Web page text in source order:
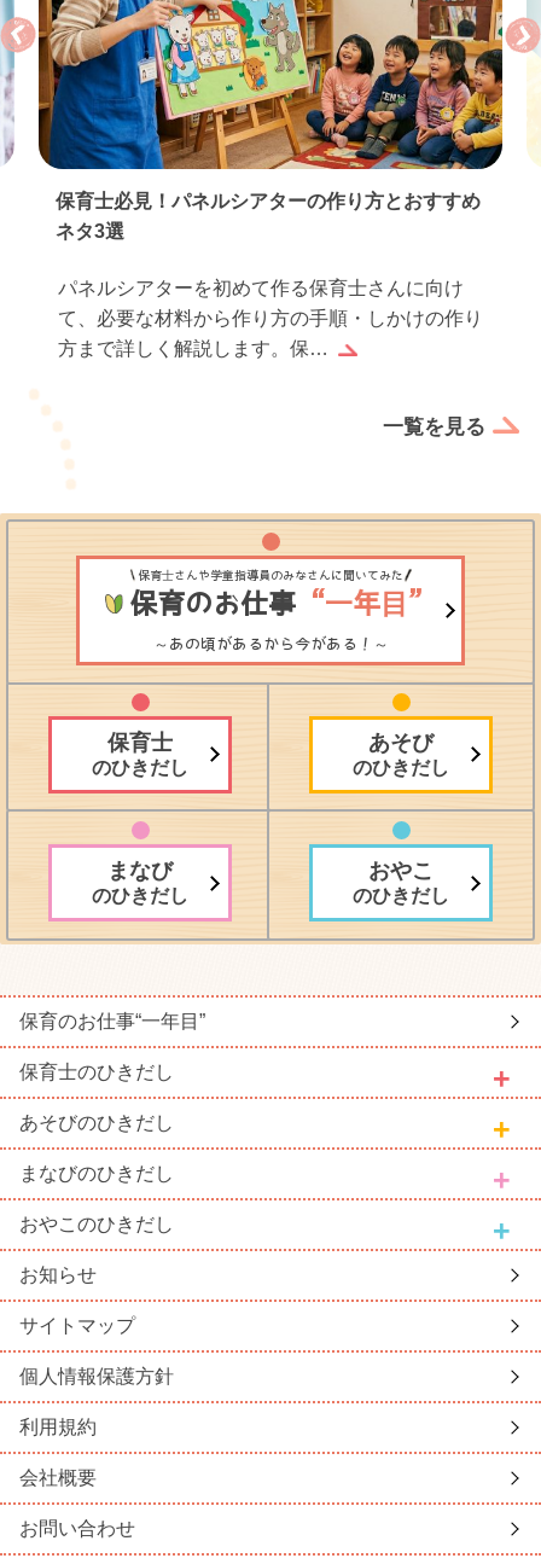
保育士必見！パネルシアターの作り方とおすすめ
ネタ3選
パネルシアターを初めて作る保育士さんに向け
て、必要な材料から作り方の手順・しかけの作り
方まで詳しく解説します。保…
一覧を見る
保育士さんや学童指導員のみなさんに聞いてみた
保育のお仕事“一年目”
～あの頃があるから今がある！～
保育士
のひきだし
あそび
のひきだし
まなび
のひきだし
おやこ
のひきだし
保育のお仕事“一年目”
保育士のひきだし
あそびのひきだし
まなびのひきだし
おやこ のひきだし
お知らせ
サイトマップ
個人情報保護方針
利用規約
会社概要
お問い合わせ